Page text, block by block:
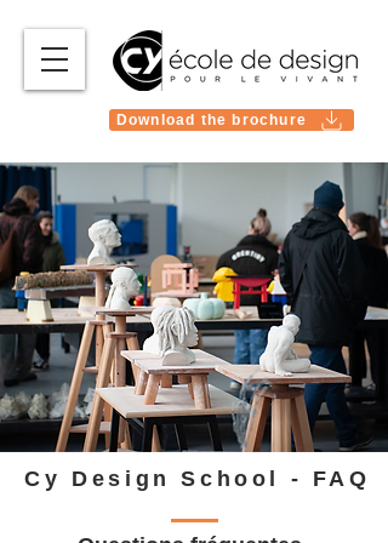
Download the brochure
Cy Design School - FAQ